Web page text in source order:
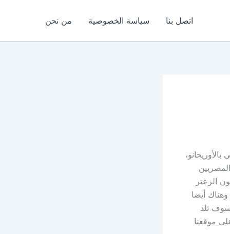
اتصل بنا سياسة الخصوصية من نحن
الزعتر
أيضا
تلد
موقعنا